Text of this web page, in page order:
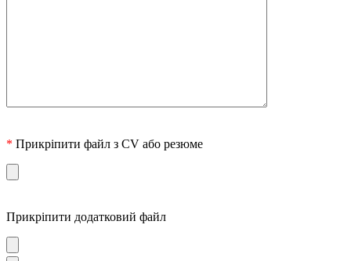
* Прикріпити файл з CV або резюме
Прикріпити додатковий файл